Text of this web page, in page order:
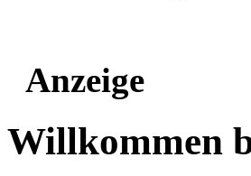
Anzeige
Willkommen